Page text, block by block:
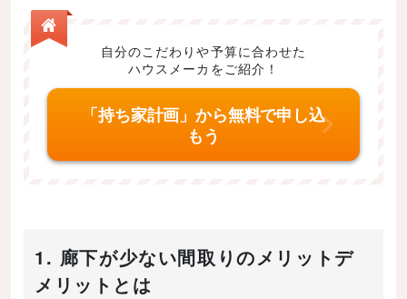
自分のこだわりや予算に合わせた
ハウスメーカをご紹介！
「持ち家計画」から無料で申し込
もう
1. 廊下が少ない間取りのメリットデ
メリットとは